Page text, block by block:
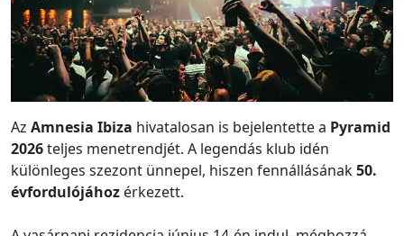
Az Amnesia Ibiza hivatalosan is bejelentette a Pyramid
2026teljes menetrendjét. A legendás klub idén
különleges szezont ünnepel, hiszen fennállásának50.
évfordulójához érkezett.